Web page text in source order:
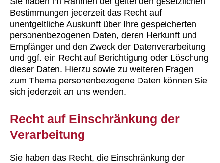
Bestimmungen jederzeit das Recht auf
unentgeltliche Auskunft über Ihre gespeicherten
personenbezogenen Daten, deren Herkunft und
Empfänger und den Zweck der Datenverarbeitung
und ggf. ein Recht auf Berichtigung oder Löschung
dieser Daten. Hierzu sowie zu weiteren Fragen
zum Thema personenbezogene Daten können Sie
sich jederzeit an uns wenden.
Recht auf Einschränkung der
Verarbeitung
Sie haben das Recht, die Einschränkung der